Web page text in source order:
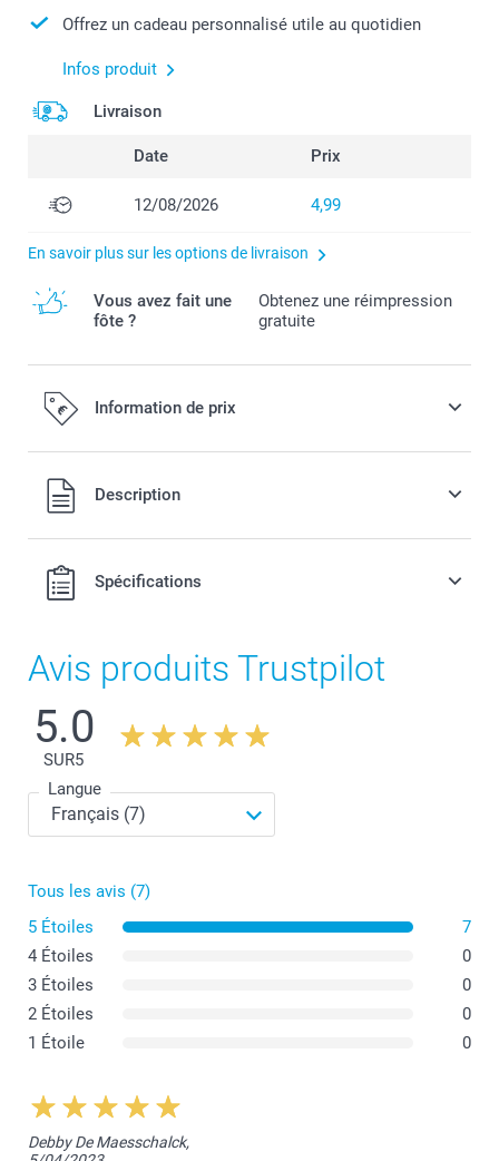
Offrez un cadeau personnalisé utile au quotidien
Infos produit
Livraison
Date Prix
12/08/2026 4,99
En savoir plus sur les options de livraison
Vous avez fait une
fôte ?
Obtenez une réimpression
gratuite
Information de prix
Tous les prix sont en EURO (€), TVA incluse et hors frais de
port.
Description
Spécifications
Avis produits Trustpilot
5.0
SUR5
Langue
Tous les avis (7)
5 Étoiles
7
4 Étoiles
0
3 Étoiles
0
2 Étoiles
0
1 Étoile
0
Debby De Maesschalck,